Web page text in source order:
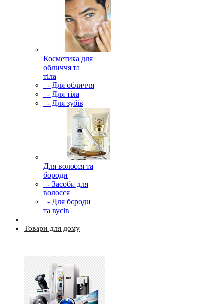
Косметика для
обличчя та
тіла
- Для обличчя
- Для тіла
- Для зубів
Для волосся та
бороди
- Засоби для
волосся
- Для бороди
та вусів
Товари для дому